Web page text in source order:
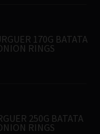
170G BATATA
RINGS
250G BATATA
RINGS